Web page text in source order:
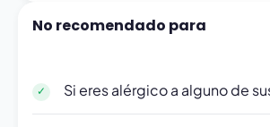
No recomendado para
Si eres alérgico a alguno de